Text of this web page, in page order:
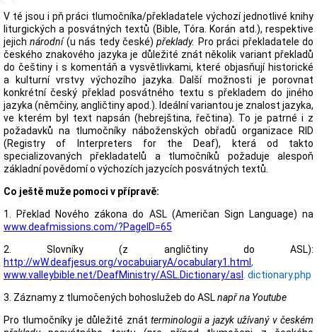
V té jsou i pň práci tlumočníka/překladatele výchozí jednotlivé knihy
liturgických a posvátných textů (Bible, Tóra. Korán atd.), respektive
jejichnárodní(u nás tedy české)překlady. Pro práci překladatele do
českého znakového jazyka je důležité znát několik variant překladů
do češtiny i s komentáň a vysvětlivkami, které objasňují historické
a kulturní vrstvy výchozího jazyka. Další možnosti je porovnat
konkrétní český překlad posvátného textu s překladem do jiného
jazyka (němčiny, angličtiny apod.). Ideální variantou je znalost jazyka,
ve kterém byl text napsán (hebrejština, řečtina). To je patrné i z
požadavků na tlumočníky náboženských obřadů organizace RID
(Registry of Interpreters for the Deaf), která od takto
specializovaných překladatelů a tlumočníků požaduje alespoň
základní povědomí o výchozích jazycích posvátných textů.
Co ještě muže pomoci v přípravě:
1. Překlad Nového zákona do ASL (Američan Sign Language) na
www.deafmissions.com/?PagelD=65
2. Slovníky (z angličtiny do ASL):
http://wW.deafjesus.org/vocabuiaryA/ocabulary1.html ,
www.valleybible.net/DeafMinistry/ASL.Dictionary/asl
. dictionary.php
3. Záznamy z tlumočených bohoslužeb do ASLnapř na Youtube
Pro tlumočníky je důležité znát terminologii a jazyk užívaný v českém